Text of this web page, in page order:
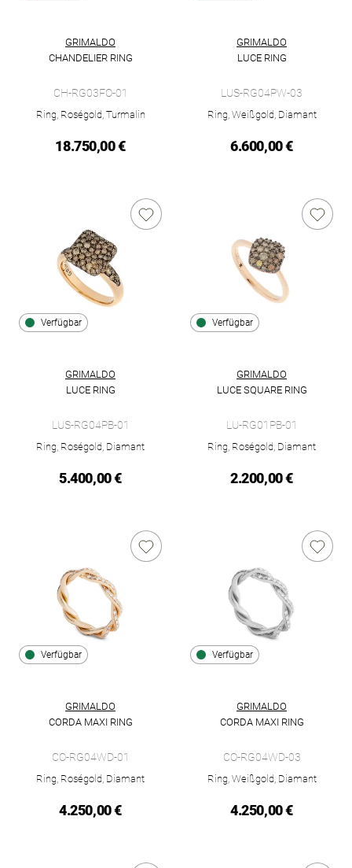
GRIMALDO
CHANDELIER RING
CH-RG03FO-01
Ring, Roségold, Turmalin
18.750,00 €
GRIMALDO
LUCE RING
LUS-RG04PW-03
Ring, Weißgold, Diamant
6.600,00 €
Verfügbar
GRIMALDO
LUCE RING
LUS-RG04PB-01
Ring, Roségold, Diamant
5.400,00 €
Verfügbar
GRIMALDO
LUCE SQUARE RING
LU-RG01PB-01
Ring, Roségold, Diamant
2.200,00 €
Verfügbar
GRIMALDO
CORDA MAXI RING
CO-RG04WD-01
Ring, Roségold, Diamant
4.250,00 €
Verfügbar
GRIMALDO
CORDA MAXI RING
CO-RG04WD-03
Ring, Weißgold, Diamant
4.250,00 €